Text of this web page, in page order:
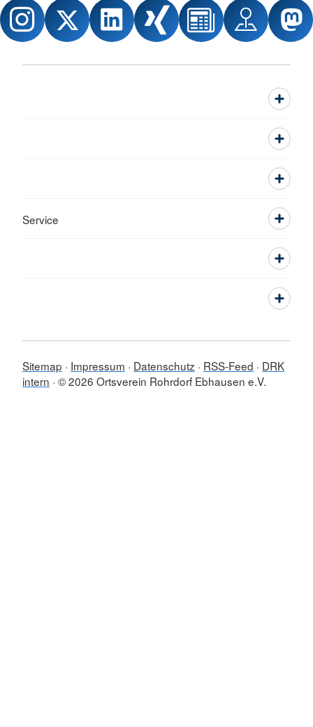
Service
Sitemap Impressum Datenschutz RSS-Feed
DRK
intern © 2026 Ortsverein Rohrdorf Ebhausen e.V.